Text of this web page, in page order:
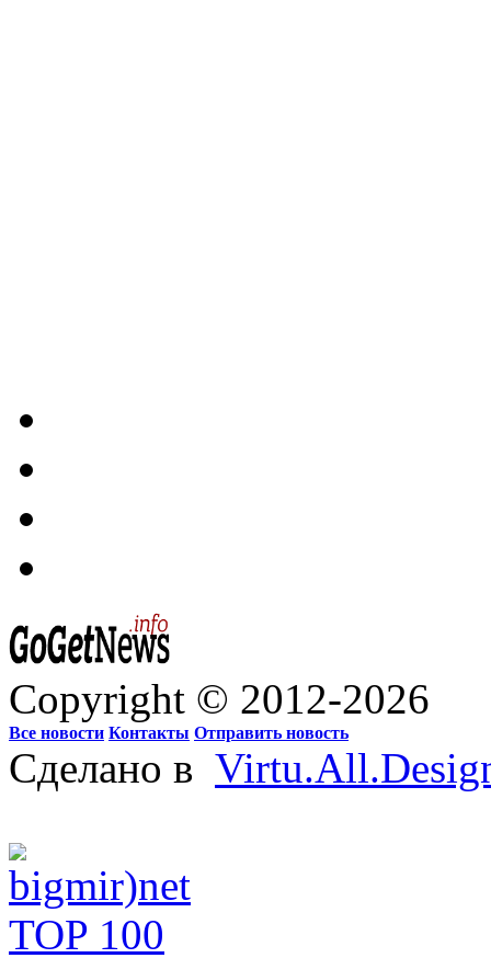
Copyright © 2012-2026
Все новости Контакты Отправить новость
Сделано в